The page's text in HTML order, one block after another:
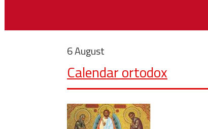
6 August
Calendar ortodox